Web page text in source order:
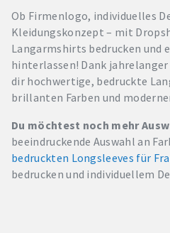
Ob Firmenlogo, individuelles
Kleidungskonzept – mit
Langarmshirts bedrucken und
hinterlassen! Dank
dir hochwertige, bedruckte
brillanten Farben und
Du möchtest noch mehr
beeindruckende Auswahl an
bedruckten Longsleeves für
bedrucken und individuellem